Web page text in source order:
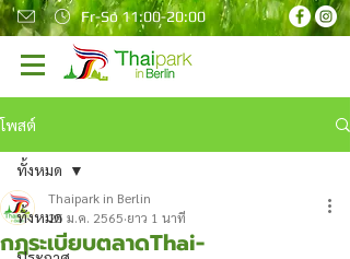
Fr-So 11:00-20:00
โพสต์
ทั้งหมด
ทั้งหมด
กฎระเบียบตลาดThai-
Thaipark in Berlin
25 ม.ค. 2565 ยาว 1 นาที